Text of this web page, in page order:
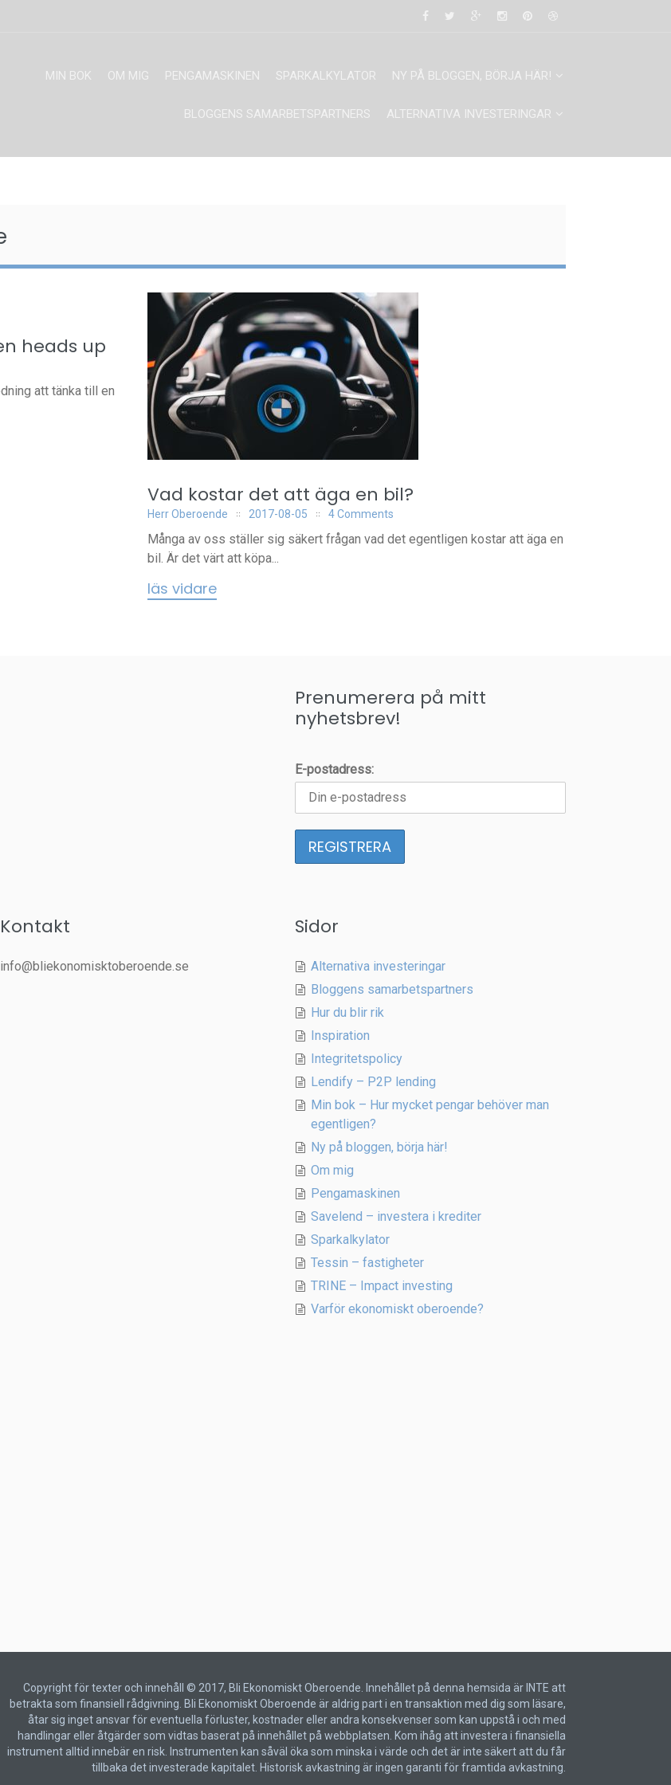
MIN BOK OM MIG PENGAMASKINEN SPARKALKYLATOR NY PÅ BLOGGEN, BÖRJA HÄR!
BLOGGENS SAMARBETSPARTNERS ALTERNATIVA INVESTERINGAR
heads up
att tänka till en
Vad kostar det att äga en bil?
Herr Oberoende 2017-08-05 4 Comments
Många av oss ställer sig säkert frågan vad det egentligen kostar att äga en
bil. Är det värt att köpa...
läs vidare
Prenumerera på mitt
nyhetsbrev!
E-postadress:
Kontakt
info@bliekonomisktoberoende.se
Sidor
Alternativa investeringar
Bloggens samarbetspartners
Hur du blir rik
Inspiration
Integritetspolicy
Lendify – P2P lending
Min bok – Hur mycket pengar behöver man
egentligen?
Ny på bloggen, börja här!
Om mig
Pengamaskinen
Savelend – investera i krediter
Sparkalkylator
Tessin – fastigheter
TRINE – Impact investing
Varför ekonomiskt oberoende?
Copyright för texter och innehåll © 2017, Bli Ekonomiskt Oberoende. Innehållet på denna hemsida är INTE att
betrakta som finansiell rådgivning. Bli Ekonomiskt Oberoende är aldrig part i en transaktion med dig som läsare,
åtar sig inget ansvar för eventuella förluster, kostnader eller andra konsekvenser som kan uppstå i och med
handlingar eller åtgärder som vidtas baserat på innehållet på webbplatsen. Kom ihåg att investera i finansiella
instrument alltid innebär en risk. Instrumenten kan såväl öka som minska i värde och det är inte säkert att du får
tillbaka det investerade kapitalet. Historisk avkastning är ingen garanti för framtida avkastning.